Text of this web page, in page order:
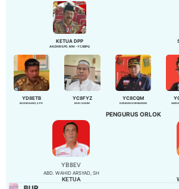
KETUA DPP
ANZARI S.PD. MM - YC8BPQ
YD8ETB
MUSMULIADI, S.PD
YC8FYZ
MUH. KASIM
YC8CQM
KARMAN KURNIAWAN
PENGURUS ORLOK
YB8EV
ABD. WAHID ARSYAD, SH
KETUA